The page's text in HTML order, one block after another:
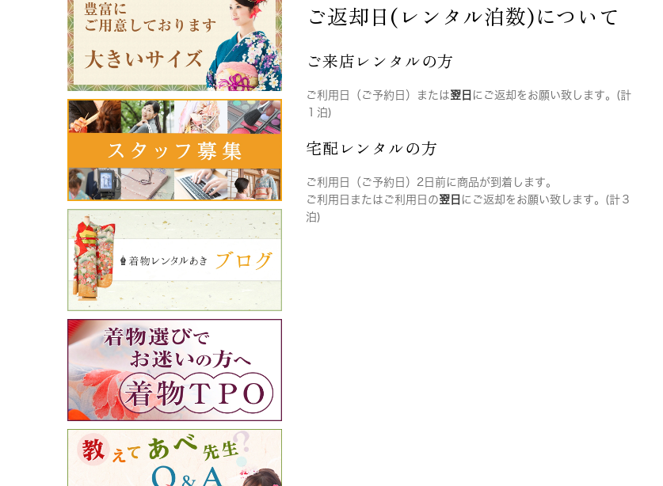
ご返却日(レンタル泊数)について
ご来店レンタルの方
ご利用日（ご予約日）または翌日 にご返却をお願い致します。(計
１泊)
宅配レンタルの方
ご利用日（ご予約日）2日前に商品が到着します。
ご利用日またはご利用日の翌日 にご返却をお願い致します。(計３
泊)